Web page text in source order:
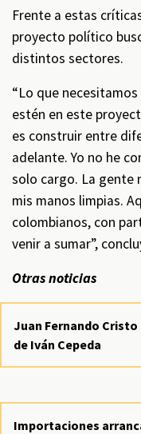
Frente a estas
proyecto político
distintos sectores.
“Lo que
estén en este
es construir entre
adelante. Yo no he
solo cargo. La gente
mis manos limpias.
colombianos, con
venir a sumar”,
Otras noticias
Juan Fernando
de Iván Cepeda
Importaciones